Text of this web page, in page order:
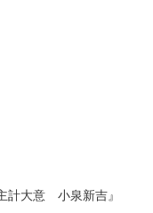
計大意 小泉新吉』